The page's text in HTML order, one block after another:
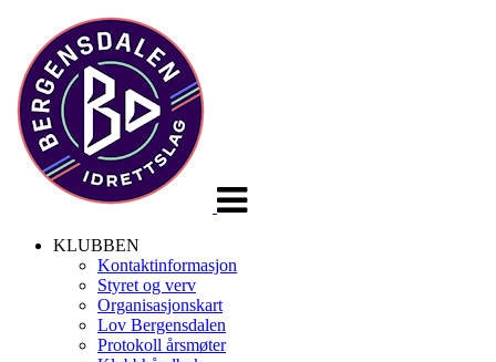
KLUBBEN
Kontaktinformasjon
Styret og verv
Organisasjonskart
Lov Bergensdalen
Protokoll årsmøter